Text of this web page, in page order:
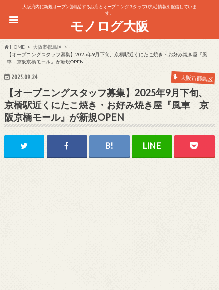
大阪府内に新規オープン(開店)するお店とオープニングスタッフ(求人)情報を配信していま
す。
モノログ大阪
HOME
大阪市都島区
【オープニングスタッフ募集】2025年9月下旬、京橋駅近くにたこ焼き・お好み焼き屋『風
車 京阪京橋モール』が新規OPEN
2025.09.24 大阪市都島区
【オープニングスタッフ募集】2025年9月下旬、
京橋駅近くにたこ焼き・お好み焼き屋『風車 京
阪京橋モール』が新規OPEN